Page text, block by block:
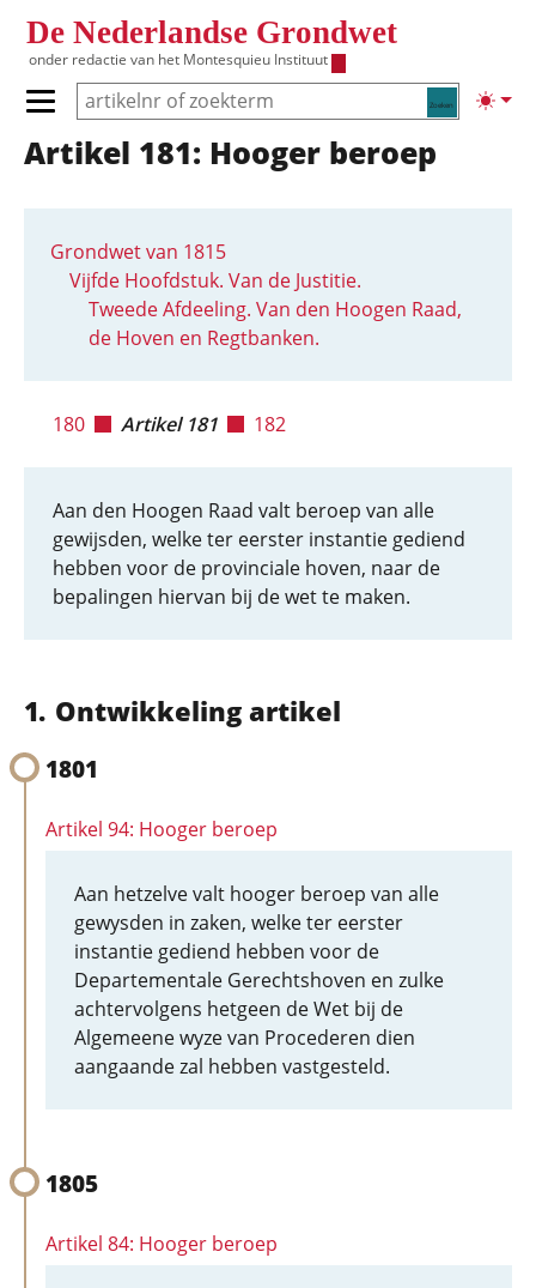
De Nederlandse Grondwet
onder redactie van het Montesquieu Instituut
Zoeken
Primair menu tonen/verbergen
Hoofdnavigatie
Artikel 181: Hooger beroep
Grondwet van 1815
Vijfde Hoofdstuk. Van de Justitie.
Tweede Afdeeling. Van den Hoogen Raad,
de Hoven en Regtbanken.
180 Artikel 181 182
Aan den Hoogen Raad valt beroep van alle
gewijsden, welke ter eerster instantie gediend
hebben voor de provinciale hoven, naar de
bepalingen hiervan bij de wet te maken.
Ontwikkeling artikel
1801
Artikel 94: Hooger beroep
Aan hetzelve valt hooger beroep van alle
gewysden in zaken, welke ter eerster
instantie gediend hebben voor de
Departementale Gerechtshoven en zulke
achtervolgens hetgeen de Wet bij de
Algemeene wyze van Procederen dien
aangaande zal hebben vastgesteld.
1805
Artikel 84: Hooger beroep